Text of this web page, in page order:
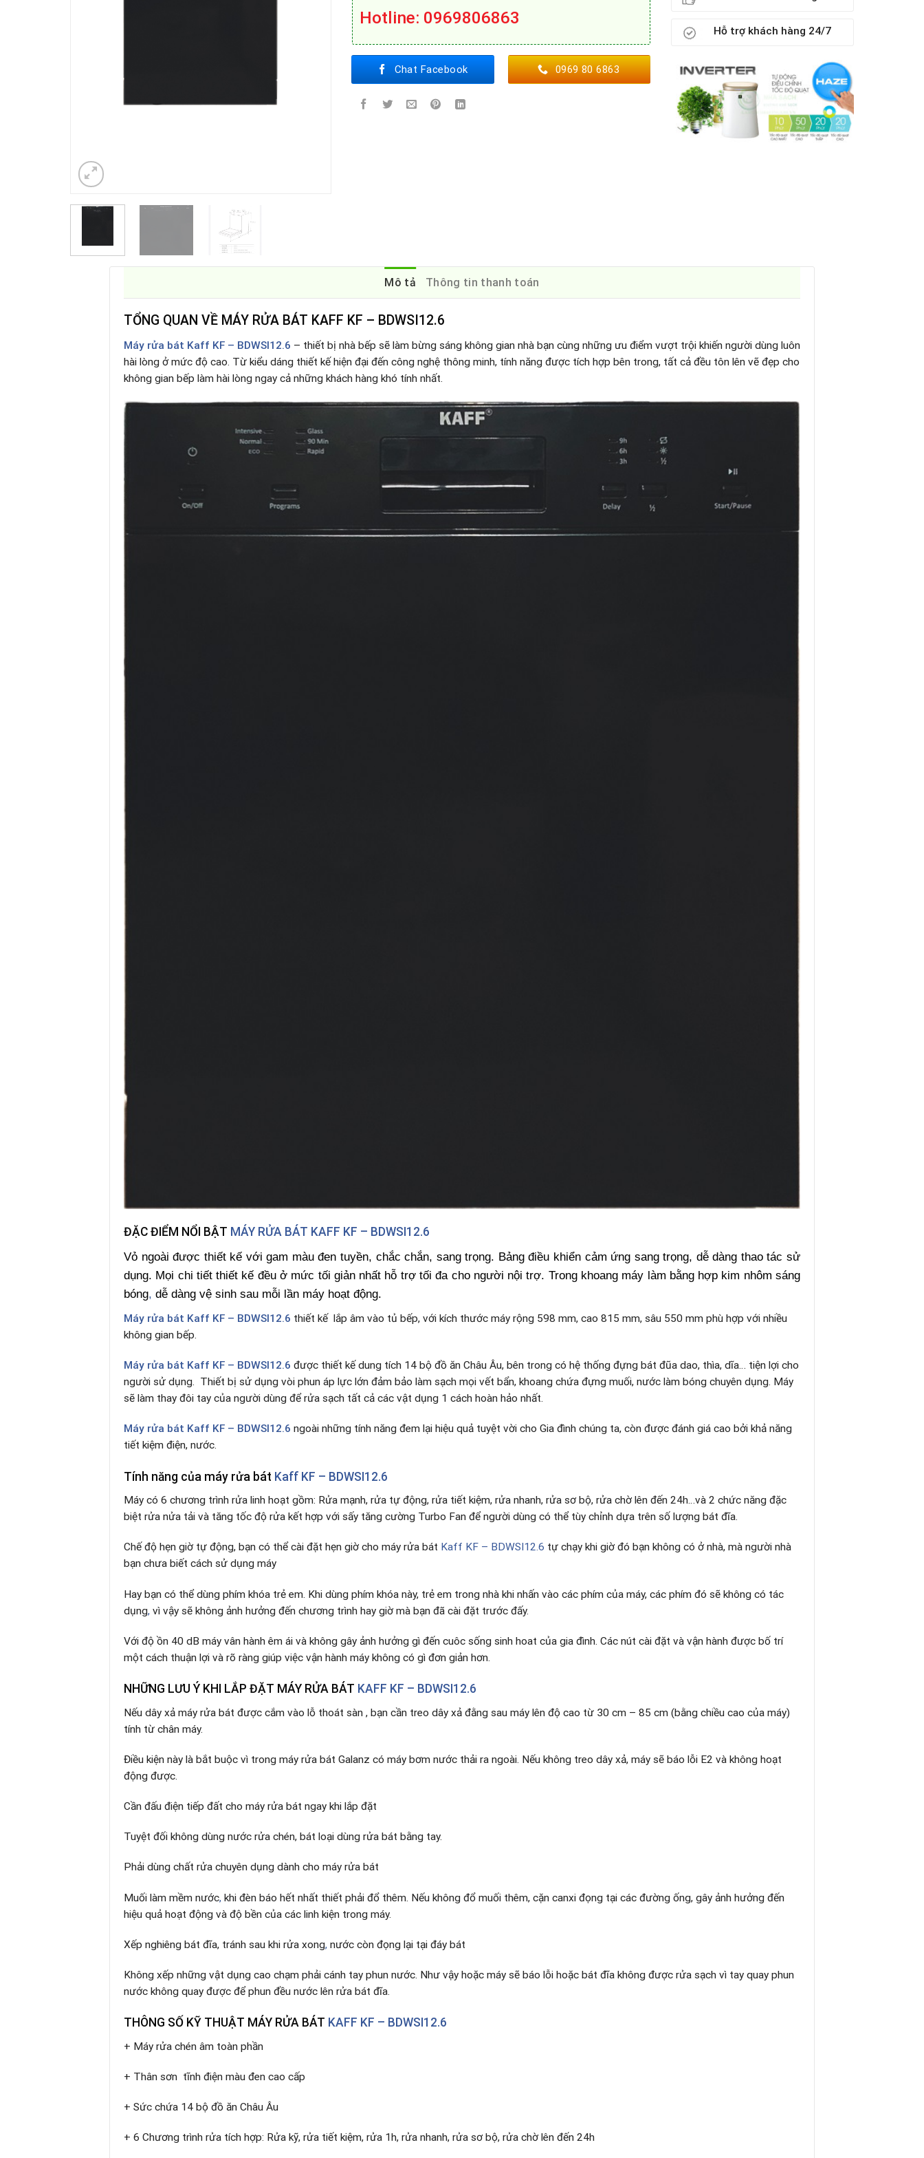
Hotline: 0969806863
Chat Facebook 0969 80 6863
Hỗ trợ khách hàng 24/7
Mô tả Thông tin thanh toán
TỔNG QUAN VỀ MÁY RỬA BÁT KAFF KF – BDWSI12.6
Máy rửa bát Kaff KF – BDWSI12.6 – thiết bị nhà bếp sẽ làm bừng sáng không gian nhà bạn cùng những ưu điểm vượt trội khiến người dùng luôn
hài lòng ở mức độ cao. Từ kiểu dáng thiết kế hiện đại đến công nghệ thông minh, tính năng được tích hợp bên trong, tất cả đều tôn lên vẽ đẹp cho
không gian bếp làm hài lòng ngay cả những khách hàng khó tính nhất.
ĐẶC ĐIỂM NỔI BẬT MÁY RỬA BÁT KAFF KF – BDWSI12.6
Vỏ ngoài được thiết kế với gam màu đen tuyền, chắc chắn, sang trọng. Bảng điều khiển cảm ứng sang trọng, dễ dàng thao tác sử
dụng. Mọi chi tiết thiết kế đều ở mức tối giản nhất hỗ trợ tối đa cho người nội trợ. Trong khoang máy làm bằng hợp kim nhôm sáng
bóng, dễ dàng vệ sinh sau mỗi lần máy hoạt động.
Máy rửa bát Kaff KF – BDWSI12.6 thiết kế lắp âm vào tủ bếp, với kích thước máy rộng 598 mm, cao 815 mm, sâu 550 mm phù hợp với nhiều
không gian bếp.
Máy rửa bát Kaff KF – BDWSI12.6 được thiết kế dung tích 14 bộ đồ ăn Châu Âu, bên trong có hệ thống đựng bát đũa dao, thìa, dĩa… tiện lợi cho
người sử dụng. Thiết bị sử dụng vòi phun áp lực lớn đảm bảo làm sạch mọi vết bẩn, khoang chứa đựng muối, nước làm bóng chuyên dụng. Máy
sẽ làm thay đôi tay của người dùng để rửa sạch tất cả các vật dụng 1 cách hoàn hảo nhất.
Máy rửa bát Kaff KF – BDWSI12.6 ngoài những tính năng đem lại hiệu quả tuyệt vời cho Gia đình chúng ta, còn được đánh giá cao bởi khả năng
tiết kiệm điện, nước.
Tính năng của máy rửa bát Kaff KF – BDWSI12.6
Máy có 6 chương trình rửa linh hoạt gồm: Rửa mạnh, rửa tự động, rửa tiết kiệm, rửa nhanh, rửa sơ bộ, rửa chờ lên đến 24h…và 2 chức năng đặc
biệt rửa nửa tải và tăng tốc độ rửa kết hợp với sấy tăng cường Turbo Fan để người dùng có thể tùy chỉnh dựa trên số lượng bát đĩa.
Chế độ hẹn giờ tự động, bạn có thể cài đặt hẹn giờ cho máy rửa bát Kaff KF – BDWSI12.6 tự chạy khi giờ đó bạn không có ở nhà, mà người nhà
bạn chưa biết cách sử dụng máy
Hay bạn có thể dùng phím khóa trẻ em. Khi dùng phím khóa này, trẻ em trong nhà khi nhấn vào các phím của máy, các phím đó sẽ không có tác
dụng, vì vậy sẽ không ảnh hưởng đến chương trình hay giờ mà bạn đã cài đặt trước đấy.
Với độ ồn 40 dB máy vân hành êm ái và không gây ảnh hưởng gì đến cuôc sống sinh hoat của gia đình. Các nút cài đặt và vận hành được bố trí
một cách thuận lợi và rõ ràng giúp việc vận hành máy không có gì đơn giản hơn.
NHỮNG LƯU Ý KHI LẮP ĐẶT MÁY RỬA BÁT KAFF KF – BDWSI12.6
Nếu dây xả máy rửa bát được cắm vào lỗ thoát sàn , bạn cần treo dây xả đằng sau máy lên độ cao từ 30 cm – 85 cm (bằng chiều cao của máy)
tính từ chân máy.
Điều kiện này là bắt buộc vì trong máy rửa bát Galanz có máy bơm nước thải ra ngoài. Nếu không treo dây xả, máy sẽ báo lỗi E2 và không hoạt
động được.
Cần đấu điện tiếp đất cho máy rửa bát ngay khi lắp đặt
Tuyệt đối không dùng nước rửa chén, bát loại dùng rửa bát bằng tay.
Phải dùng chất rửa chuyên dụng dành cho máy rửa bát
Muối làm mềm nước, khi đèn báo hết nhất thiết phải đổ thêm. Nếu không đổ muối thêm, cặn canxi đọng tại các đường ống, gây ảnh hưởng đến
hiệu quả hoạt động và độ bền của các linh kiện trong máy.
Xếp nghiêng bát đĩa, tránh sau khi rửa xong, nước còn đọng lại tại đáy bát
Không xếp những vật dụng cao chạm phải cánh tay phun nước. Như vậy hoặc máy sẽ báo lỗi hoặc bát đĩa không được rửa sạch vì tay quay phun
nước không quay được để phun đều nước lên rửa bát đĩa.
THÔNG SỐ KỸ THUẬT MÁY RỬA BÁT KAFF KF – BDWSI12.6
+ Máy rửa chén âm toàn phần
+ Thân sơn tĩnh điện màu đen cao cấp
+ Sức chứa 14 bộ đồ ăn Châu Âu
+ 6 Chương trình rửa tích hợp: Rửa kỹ, rửa tiết kiệm, rửa 1h, rửa nhanh, rửa sơ bộ, rửa chờ lên đến 24h